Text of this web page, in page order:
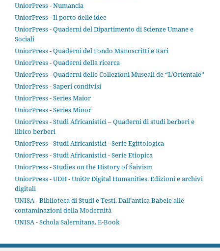
UniorPress - Numancia
UniorPress - Il porto delle idee
UniorPress - Quaderni del Dipartimento di Scienze Umane e
Sociali
UniorPress - Quaderni del Fondo Manoscritti e Rari
UniorPress - Quaderni della ricerca
UniorPress - Quaderni delle Collezioni Museali de “L’Orientale”
UniorPress - Saperi condivisi
UniorPress - Series Maior
UniorPress - Series Minor
UniorPress - Studi Africanistici – Quaderni di studi berberi e
libico berberi
UniorPress - Studi Africanistici - Serie Egittologica
UniorPress - Studi Africanistici - Serie Etiopica
UniorPress - Studies on the History of Śaivism
UniorPress - UDH - UniOr Digital Humanities. Edizioni e archivi
digitali
UNISA - Biblioteca di Studi e Testi. Dall’antica Babele alle
contaminazioni della Modernità
UNISA - Schola Salernitana. E-Book